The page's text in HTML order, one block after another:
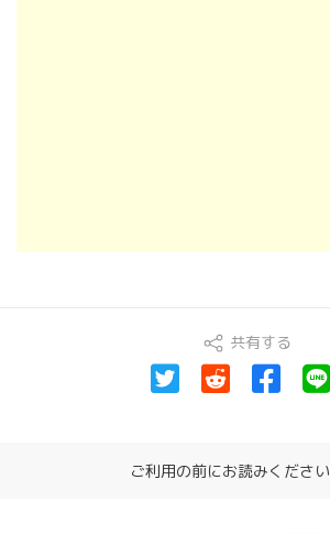
共有する
ご利用の前にお読みください